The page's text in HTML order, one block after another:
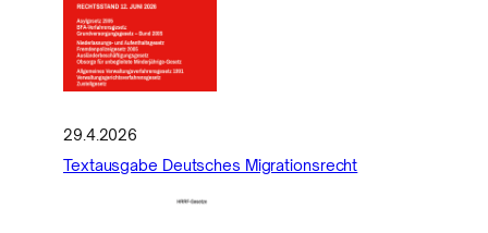
29.4.2026
Textausgabe Deutsches Migrationsrecht